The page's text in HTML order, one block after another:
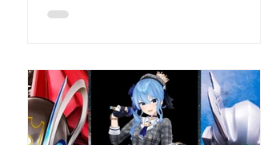
solitário e atrapalhado cientista Senbe
verdadeiro pateta. Mas, entre um desastre
e outro, consegue criar máquinas
incríveis, como a androide Arale, que ele
considera